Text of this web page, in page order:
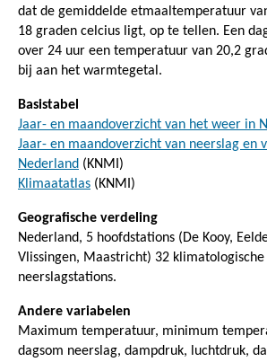
dat de gemiddelde etmaaltemperatuur
18 graden celcius ligt, op te tellen. Een
over 24 uur een temperatuur van 20,2
bij aan het warmtegetal.
Basistabel
Jaar- en maandoverzicht van het weer in
Jaar- en maandoverzicht van neerslag en
Nederland (KNMI)
Klimaatatlas (KNMI)
Geografische verdeling
Nederland, 5 hoofdstations (De Kooy,
Vlissingen, Maastricht) 32
neerslagstations.
Andere variabelen
Maximum temperatuur, minimum
dagsom neerslag, dampdruk, luchtdruk,